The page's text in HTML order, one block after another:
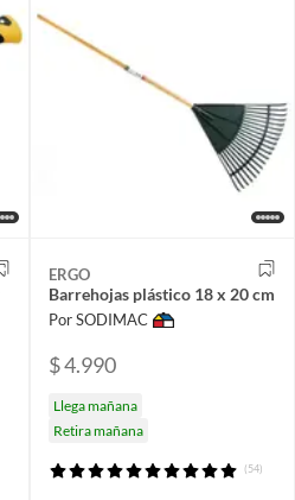
ERGO
Barrehojas plástico 18 x 20 cm
Por SODIMAC
$ 4.990
Llega mañana
Retira mañana
(54)